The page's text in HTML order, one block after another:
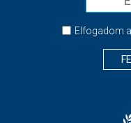
Elfogadom